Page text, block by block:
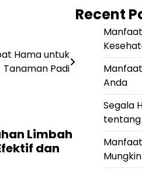
Hama untuk
Tanaman Padi
Limbah
dan
Recent
Anda
Segala